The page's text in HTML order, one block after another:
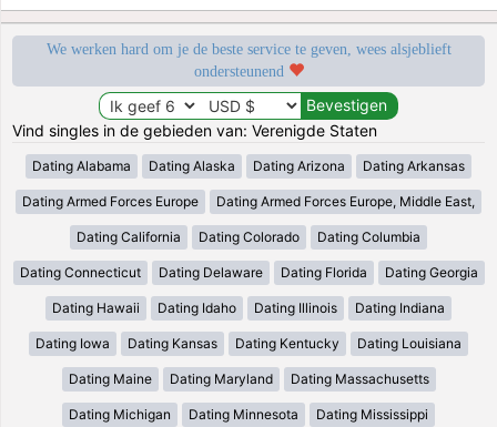
We werken hard om je de beste service te geven, wees alsjeblieft
ondersteunend
Vind singles in de gebieden van: Verenigde Staten
Dating Alabama Dating Alaska Dating Arizona Dating Arkansas
Dating Armed Forces Europe Dating Armed Forces Europe, Middle East,
Dating California Dating Colorado Dating Columbia
Dating Connecticut Dating Delaware Dating Florida Dating Georgia
Dating Hawaii Dating Idaho Dating Illinois Dating Indiana
Dating Iowa Dating Kansas Dating Kentucky Dating Louisiana
Dating Maine Dating Maryland Dating Massachusetts
Dating Michigan Dating Minnesota Dating Mississippi